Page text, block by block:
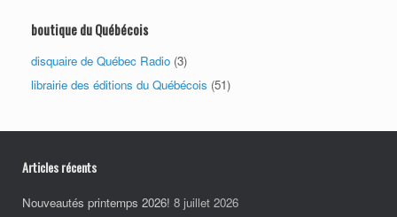
boutique du Québécois
disquaire de Québec Radio (3)
librairie des éditions du Québécois (51)
Articles récents
Nouveautés printemps 2026! 8 juillet 2026